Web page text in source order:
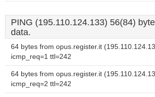
PING (195.110.124.133) 56(84)
data.
64 bytes from opus.register.it
icmp_req=1 ttl=242
64 bytes from opus.register.it
icmp_req=2 ttl=242